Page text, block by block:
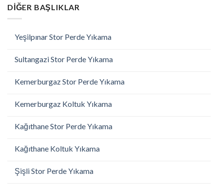
DIĞER BAŞLIKLAR
Yeşilpınar Stor Perde Yıkama
Sultangazi Stor Perde Yıkama
Kemerburgaz Stor Perde Yıkama
Kemerburgaz Koltuk Yıkama
Kağıthane Stor Perde Yıkama
Kağıthane Koltuk Yıkama
Şişli Stor Perde Yıkama